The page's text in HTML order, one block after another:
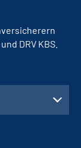
DRV KBS.